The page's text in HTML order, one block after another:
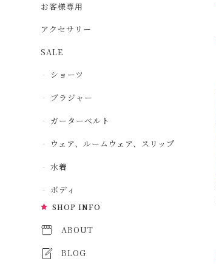
お客様専用
アクセサリー
SALE
ショーツ
ブラジャー
ガーターベルト
ウェア、ルームウェア、スリップ
水着
ボディ
SHOP INFO
ABOUT
BLOG